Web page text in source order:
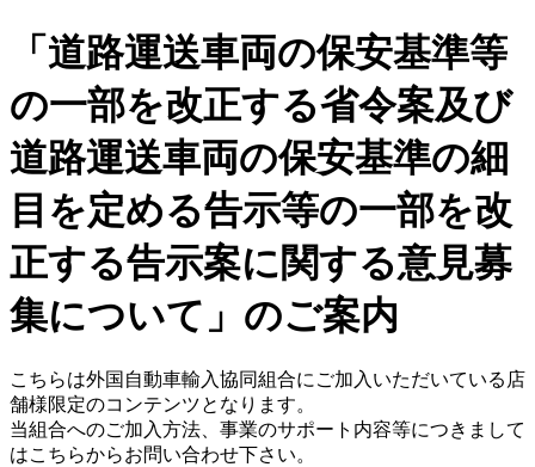
「道路運送車両の保安基準等
の一部を改正する省令案及び
道路運送車両の保安基準の細
目を定める告示等の一部を改
正する告示案に関する意見募
集について」のご案内
こちらは外国自動車輸入協同組合にご加入いただいている店
舗様限定のコンテンツとなります。
当組合へのご加入方法、事業のサポート内容等につきまして
はこちらからお問い合わせ下さい。